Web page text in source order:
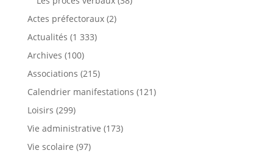
Actes préfectoraux(2)
Actualités (1 333)
Archives (100)
Associations (215)
Calendrier manifestations (121)
Loisirs (299)
Vie administrative (173)
Vie scolaire (97)